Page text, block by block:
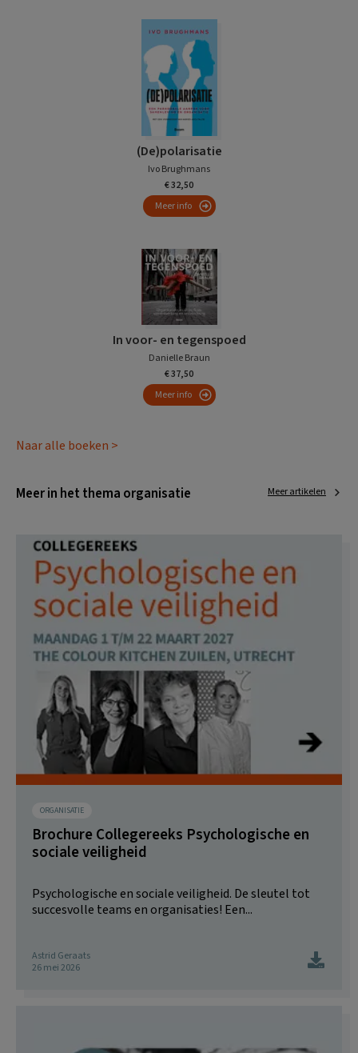
(De)polarisatie
Ivo Brughmans
€ 32,50
Meer info
In voor- en tegenspoed
Danielle Braun
€ 37,50
Meer info
Naar alle boeken >
Meer in het thema organisatie Meer artikelen
ORGANISATIE
Brochure Collegereeks Psychologische en
sociale veiligheid
Psychologische en sociale veiligheid. De sleutel tot
succesvolle teams en organisaties! Een...
Astrid Geraats
26 mei 2026